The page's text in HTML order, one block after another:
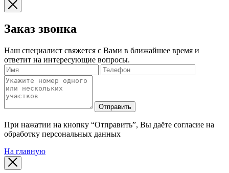
Заказ звонка
Наш специалист свяжется с Вами в ближайшее время и
ответит на интересующие вопросы.
Отправить
При нажатии на кнопку “Отправить”, Вы даёте согласие на
обработку персональных данных
На главную